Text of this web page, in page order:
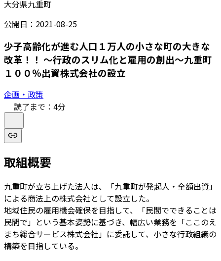
大分県九重町
公開日： 2021-08-25
少子高齢化が進む人口１万人の小さな町の大きな
改革！！ ～行政のスリム化と雇用の創出～九重町
１００％出資株式会社の設立
企画・政策
読了まで： 4分
取組概要
九重町が立ち上げた法人は、「九重町が発起人・全額出資」
による商法上の株式会社として設立した。
地域住民の雇用機会確保を目指して、「民間でできることは
民間で」という基本姿勢に基づき、幅広い業務を「ここのえ
まち総合サービス株式会社」に委託して、小さな行政組織の
構築を目指している。